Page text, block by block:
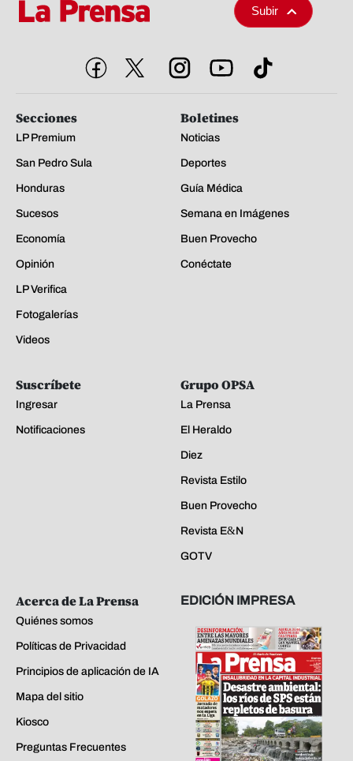
Subir
Secciones
LP Premium
San Pedro Sula
Honduras
Sucesos
Economía
Opinión
LP Verifica
Fotogalerías
Videos
Boletines
Noticias
Deportes
Guía Médica
Semana en Imágenes
Buen Provecho
Conéctate
Suscríbete
Ingresar
Notificaciones
Grupo OPSA
La Prensa
El Heraldo
Diez
Revista Estilo
Buen Provecho
Revista E&N
GOTV
Acerca de La Prensa
Quiénes somos
Políticas de Privacidad
Principios de aplicación de IA
Mapa del sitio
Kiosco
Preguntas Frecuentes
EDICIÓN IMPRESA